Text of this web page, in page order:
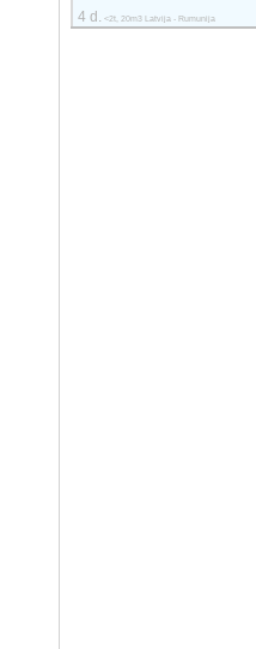
4 d. <2t, 20m3 Latvija - Rumunija